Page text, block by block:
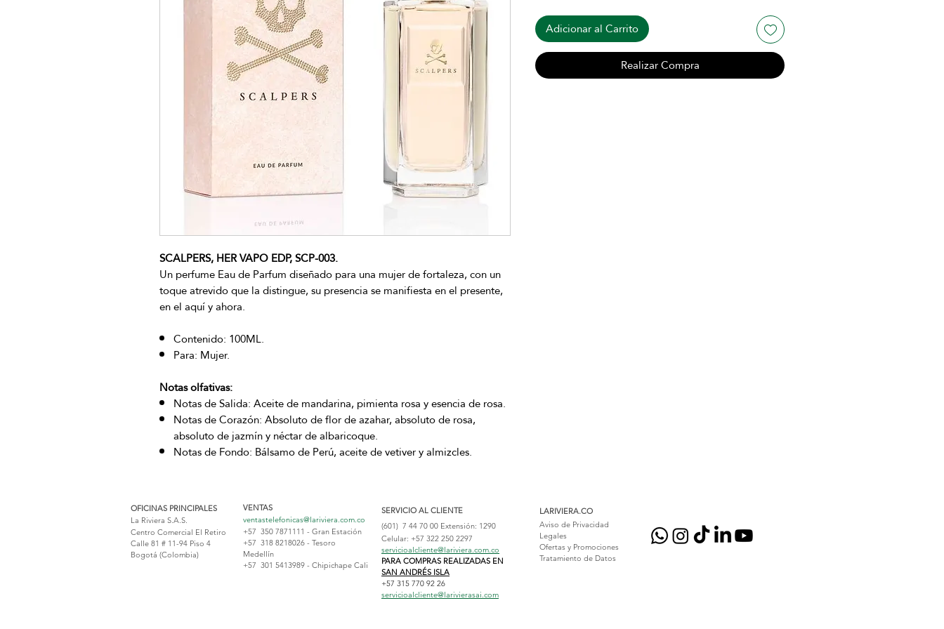
SCALPERS, HER VAPO EDP, SCP-003.
Un perfume Eau de Parfum diseñado para una mujer de fortaleza, con un
toque atrevido que la distingue, su presencia se manifiesta en el presente,
en el aquí y ahora.
Contenido: 100ML.
Para: Mujer.
Notas olfativas:
Notas de Salida: Aceite de mandarina, pimienta rosa y esencia de rosa.
Notas de Corazón: Absoluto de flor de azahar, absoluto de rosa,
absoluto de jazmín y néctar de albaricoque.
Notas de Fondo: Bálsamo de Perú, aceite de vetiver y almizcles.
Adicionar al Carrito
Realizar Compra
OFICINAS PRINCIPALES
La Riviera S.A.S.
Centro Comercial El Retiro
Calle 81 # 11-94 Piso 4
Bogotá (Colombia)
VENTAS
ventastelefonicas@lariviera.com.co
+57 350 7871111 - Gran Estación
+57 318 8218026 - Tesoro
Medellín
+57 301 5413989 - Chipichape Cali
SERVICIO AL CLIENTE
(601) 7 44 70 00 Extensión: 1290
Celular: +57 322 250 2297
servicioalcliente@lariviera.com.co
PARA COMPRAS REALIZADAS EN
SAN ANDRÉS ISLA
+57 315 770 92 26
servicioalcliente@larivierasai.com
LARIVIERA.CO
Aviso de Privacidad
Legales
Ofertas y Promociones
Tratamiento de Datos